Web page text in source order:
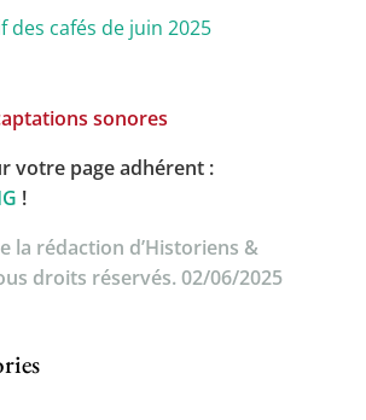
des cafés de juin 2025
sonores
votre page adhérent :
!
la rédaction d’Historiens &
droits réservés. 02/06/2025